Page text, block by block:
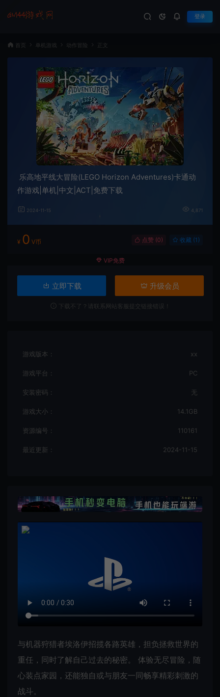
登录
首页 单机游戏 动作冒险 正文
乐高地平线大冒险(LEGO Horizon Adventures)卡通动
作游戏|单机|中文|ACT|免费下载
2024-11-15 4,871
¥ 0 V币 点赞 (0) 收藏 (1)
VIP免费
立即下载 升级会员
下载不了？请联系网站客服提交链接错误！
游戏版本： xx
游戏平台： PC
安装密码： 无
游戏大小： 14.1GB
资源编号： 110161
最近更新： 2024-11-15
与机器狩猎者埃洛伊招揽各路英雄，担负拯救世界的
重任，同时了解自己过去的秘密。 体验无尽冒险，随
心装点家园，还能独自或与朋友一同畅享精彩刺激的
战斗。